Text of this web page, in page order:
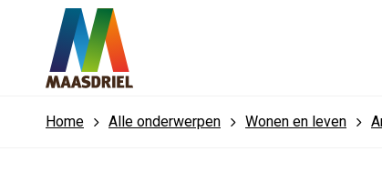
Home Alle onderwerpen Wonen en leven